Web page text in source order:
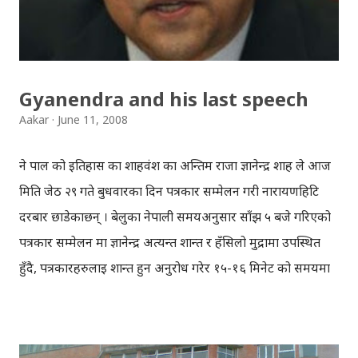
जनतालाई चढ्न नि हुन्छ रे, जनतालाई जोत्न नि हुन्छ रे, अनि भाषणमा
नेताले जनताको नै दुहाइ दिन्छन् रे ...
Gyanendra and his last speech
Aakar June 11, 2008
ने पाल को इतिहास का शाहवंश का अन्तिम राजा ज्ञानेन्द्र शाह ले आज
मिति जेठ २९ गते बुधवारका दिन पत्रकार सम्मेलन गरी नारायणहिटि
दरबार छाडेकाछन् । बेलुका नेपाली समयअनुसार साँझ ५ बजे गरिएको
पत्रकार सम्मेलन मा ज्ञानेन्द्र अत्यन्त शान्त र हँसिलो मुद्रामा उपस्थित
हुँदै, पत्रकारहरुलाई शान्त हुन अनुरोध गरेर १५-१६ मिनेट को समयमा
बताए । पत्रकार सम्मेलनका क्रम मा आफू आफ्नो ईच्छा र चाहना ले